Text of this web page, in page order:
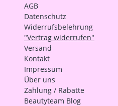
AGB
Datenschutz
Widerrufsbelehrung
"Vertrag widerrufen"
Versand
Kontakt
Impressum
Über uns
Zahlung / Rabatte
Beautyteam Blog